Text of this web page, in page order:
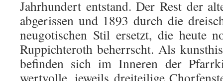
Jahrhundert entstand. Der Rest der
abgerissen und 1893 durch die
neugotischen Stil ersetzt, die heute
Ruppichteroth beherrscht. Als
befinden sich im Inneren der
wertvolle, jeweils dreiteilige